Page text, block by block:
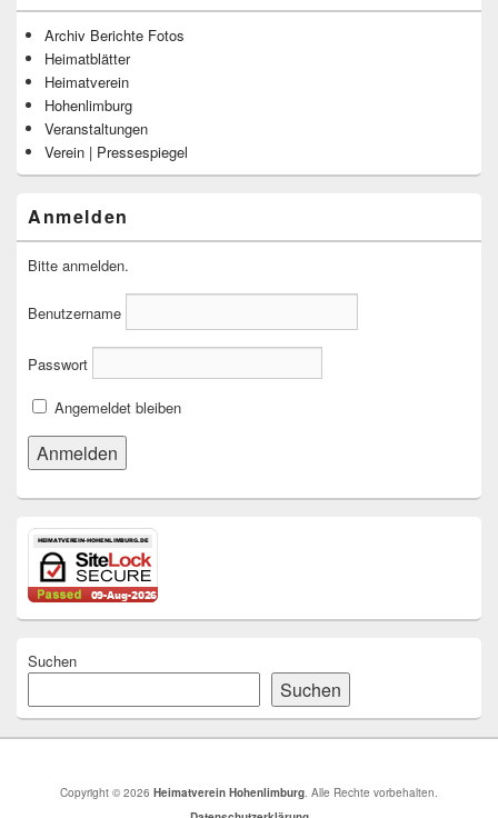
Archiv Berichte Fotos
Heimatblätter
Heimatverein
Hohenlimburg
Veranstaltungen
Verein | Pressespiegel
Anmelden
Bitte anmelden.
Benutzername
Passwort
Angemeldet bleiben
Suchen
Suchen
Copyright © 2026 Heimatverein Hohenlimburg . Alle Rechte vorbehalten.